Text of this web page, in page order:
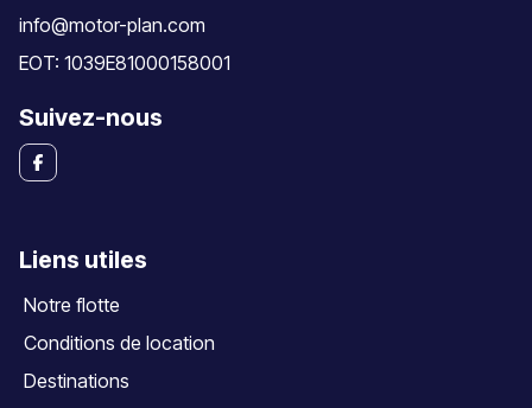
info@motor-plan.com
EOT: 1039E81000158001
Suivez-nous
Liens utiles
Notre flotte
Conditions de location
Destinations